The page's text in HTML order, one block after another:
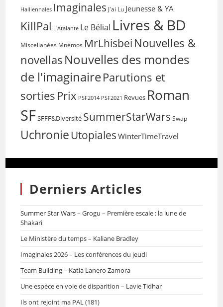
Halliennales Imaginales J'ai Lu Jeunesse & YA
KillPal L'Atalante Le Bélial Livres & BD
Miscellanées Mnémos MrLhisbei Nouvelles &
novellas Nouvelles des mondes
de l'imaginaireParutions et
sorties Prix PSF2014 PSF2021 Revues Roman
SFSFFF&Diversité SummerStarWars Swap
Uchronie Utopiales WinterTimeTravel
Derniers Articles
Summer Star Wars – Grogu – Première escale : la lune de
Shakari
Le Ministère du temps – Kaliane Bradley
Imaginales 2026 – Les conférences du jeudi
Team Building – Katia Lanero Zamora
Une espèce en voie de disparition – Lavie Tidhar
Ils ont rejoint ma PAL (181)